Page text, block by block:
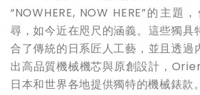
“NOWHERE, NOW HERE”的主題
尋，如今近在咫尺的涵義。這些獨具
合了傳統的日系匠人工藝，並且透過
出高品質機械機芯與原創設計，
日本和世界各地提供獨特的機械錶款。